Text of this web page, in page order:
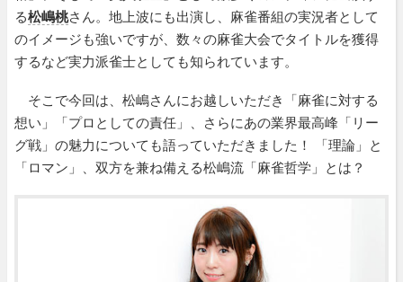
る松嶋桃さん。地上波にも出演し、麻雀番組の実況者として
のイメージも強いですが、数々の麻雀大会でタイトルを獲得
するなど実力派雀士としても知られています。
そこで今回は、松嶋さんにお越しいただき「麻雀に対する
想い」「プロとしての責任」、さらにあの業界最高峰「リー
グ戦」の魅力についても語っていただきました！ 「理論」と
「ロマン」、双方を兼ね備える松嶋流「麻雀哲学」とは？